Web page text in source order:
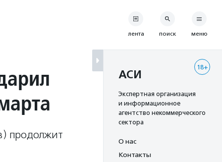
продолжит
лента поиск меню
18+
АСИ
Экспертная организация
и информационное
агентство некоммерческого
сектора
О нас
Контакты